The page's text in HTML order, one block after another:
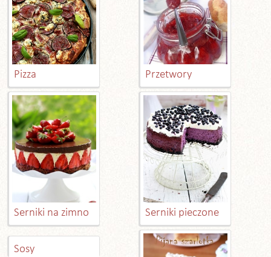
Pizza Przetwory
Serniki na zimno Serniki pieczone
Sosy